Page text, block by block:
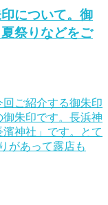
について。御
祭りなどをご
ご紹介する御朱印
朱印です。長浜神
神社」です。とて
があって露店も